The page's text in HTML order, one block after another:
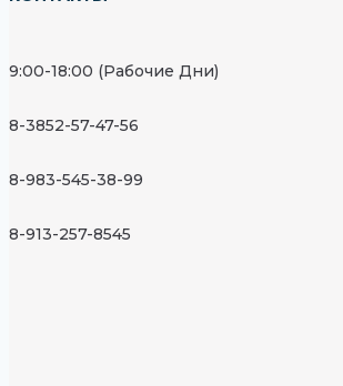
9:00-18:00 (Рабочие Дни)
8-3852-57-47-56
8-983-545-38-99
8-913-257-8545